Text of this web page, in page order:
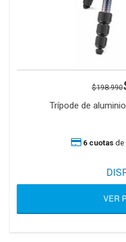
$198.990
Trípode de
6 cuotas de
VER